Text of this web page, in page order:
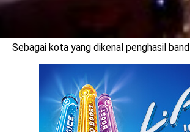
Sebagai kota yang dikenal penghasil band